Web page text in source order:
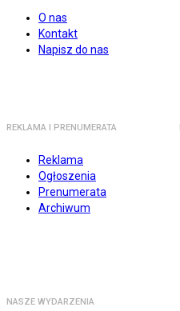
O nas
Kontakt
Napisz do nas
REKLAMA I PRENUMERATA
Reklama
Ogłoszenia
Prenumerata
Archiwum
NASZE WYDARZENIA